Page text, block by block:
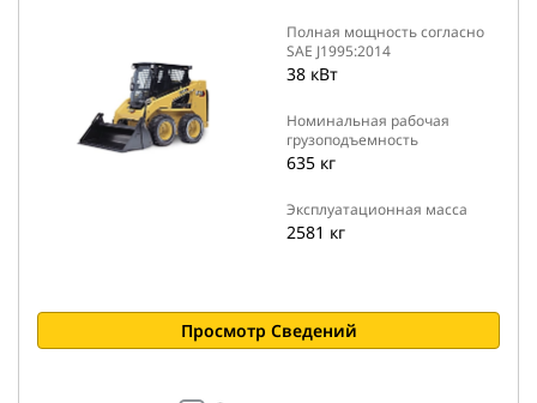
Полная мощность согласно
SAE J1995:2014
38 кВт
Номинальная рабочая
грузоподъемность
635 кг
Эксплуатационная масса
2581 кг
Просмотр Сведений